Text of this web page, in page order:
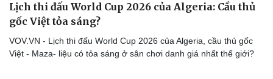
Lịch thi đấu World Cup 2026 của Algeria: Cầu thủ
gốc Việt tỏa sáng?
VOV.VN - Lịch thi đấu World Cup 2026 của Algeria, cầu thủ gốc
Việt - Maza- liệu có tỏa sáng ở sân chơi danh giá nhất thế giới?